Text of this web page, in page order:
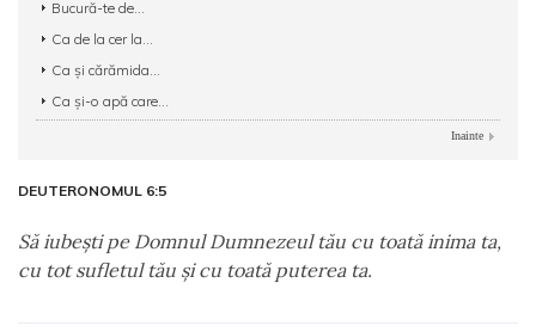
Bucură-te de...
Ca de la cer la...
Ca şi cărămida...
Ca şi-o apă care...
Inainte
DEUTERONOMUL 6:5
Să iubeşti pe Domnul Dumnezeul tău cu toată inima ta,
cu tot sufletul tău şi cu toată puterea ta.